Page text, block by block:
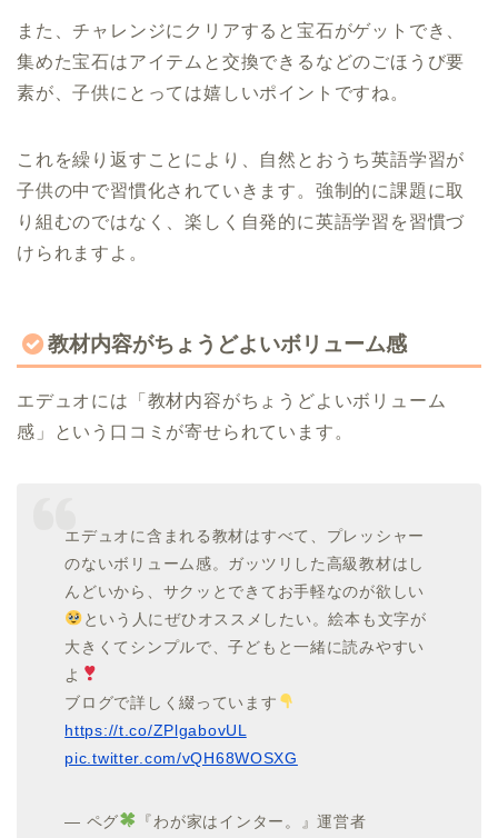
また、チャレンジにクリアすると宝石がゲットでき、
集めた宝石はアイテムと交換できるなどのごほうび要
素が、子供にとっては嬉しいポイントですね。
これを繰り返すことにより、自然とおうち英語学習が
子供の中で習慣化されていきます。強制的に課題に取
り組むのではなく、楽しく自発的に英語学習を習慣づ
けられますよ。
教材内容がちょうどよいボリューム感
エデュオには「教材内容がちょうどよいボリューム
感」という口コミが寄せられています。
エデュオに含まれる教材はすべて、プレッシャー
のないボリューム感。ガッツリした高級教材はし
んどいから、サクッとできてお手軽なのが欲しい
という人にぜひオススメしたい。絵本も文字が
大きくてシンプルで、子どもと一緒に読みやすい
よ
ブログで詳しく綴っています
https://t.co/ZPlgabovUL
pic.twitter.com/vQH68WOSXG
— ペグ
『わが家はインター。』運営者